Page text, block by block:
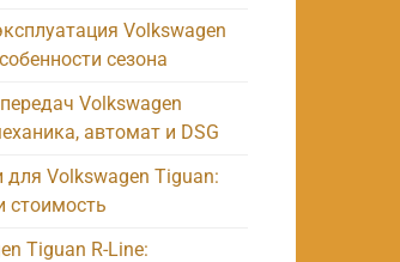
Volkswagen
сезона
Volkswagen
автомат и DSG
для Volkswagen Tiguan:
стоимость
Tiguan R-Line: